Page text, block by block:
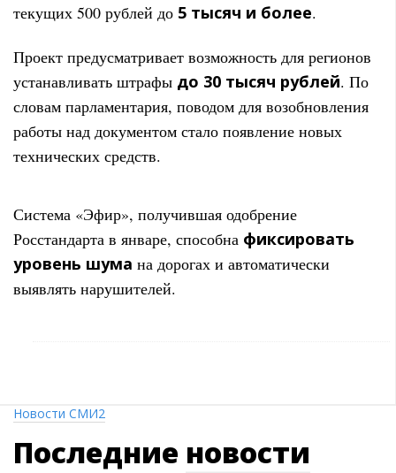
текущих 500 рублей до 5 тысяч и более.
Проект предусматривает возможность для регионов
устанавливать штрафы до 30 тысяч рублей. По
словам парламентария, поводом для возобновления
работы над документом стало появление новых
технических средств.
Система «Эфир», получившая одобрение
Росстандарта в январе, способна фиксировать
уровень шума на дорогах и автоматически
выявлять нарушителей.
Новости СМИ2
Последние новости